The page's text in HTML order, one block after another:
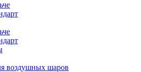
воздушных шаров